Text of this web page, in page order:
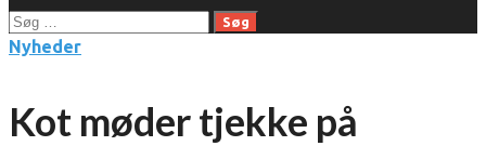
Søg
efter:
Nyheder
Kot møder tjekke på